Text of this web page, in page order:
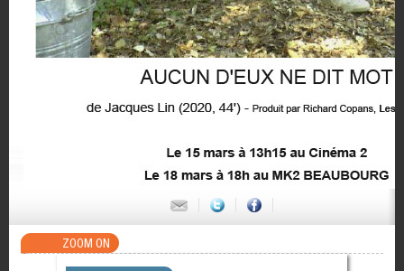
ZOOM ON